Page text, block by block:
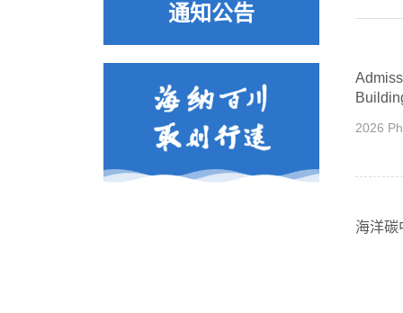
通知公告
2026
海洋碳